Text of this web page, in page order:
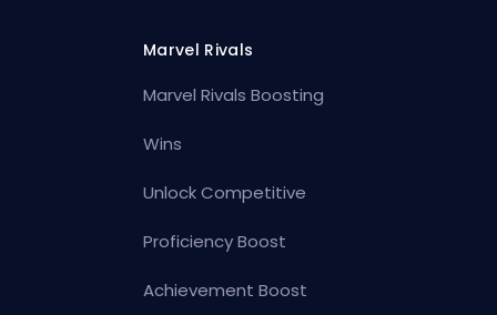
Marvel Rivals
Marvel Rivals Boosting
Wins
Unlock Competitive
Proficiency Boost
Achievement Boost